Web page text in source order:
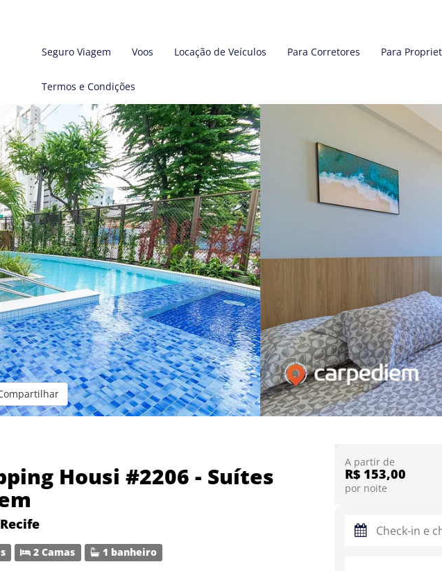
Seguro Viagem Voos Locação de Veículos Para Corretores Para
Termos e Condições
Housi #2206 - Suítes
2 Camas 1 banheiro
A partir de
R$ 153,00
por noite